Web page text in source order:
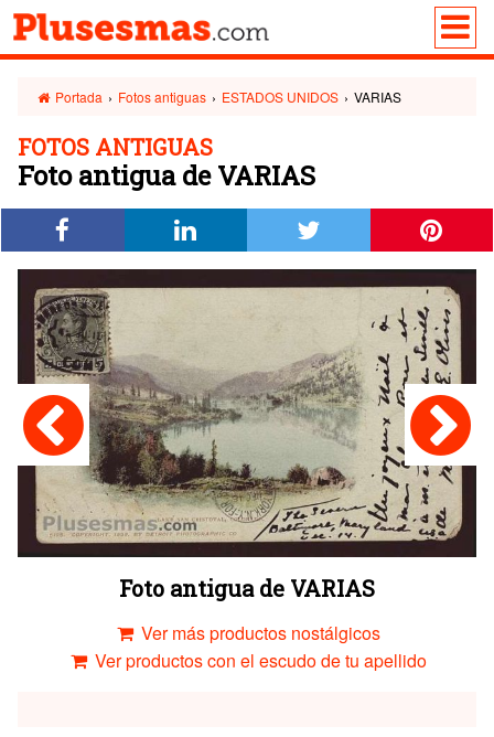
Portada › Fotos antiguas › ESTADOS UNIDOS › VARIAS
FOTOS ANTIGUAS
Foto antigua de VARIAS
Foto antigua de VARIAS
Ver más productos nostálgicos
Ver productos con el escudo de tu apellido